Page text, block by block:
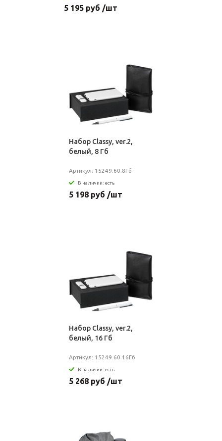
5 195 руб /шт
Набор Classy, ver.2,
белый, 8 Гб
Артикул: 15249.60.8Гб
В наличии: есть
5 198 руб /шт
Набор Classy, ver.2,
белый, 16 Гб
Артикул: 15249.60.16Гб
В наличии: есть
5 268 руб /шт